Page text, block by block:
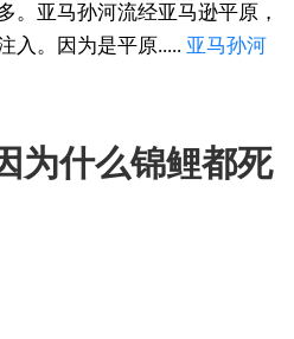
。亚马孙河流经亚马逊平原，
入。因为是平原..... 亚马孙河
为什么锦鲤都死